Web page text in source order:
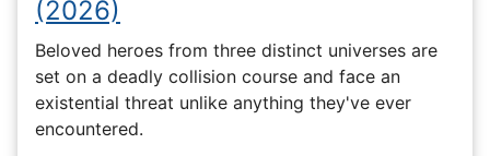
(2026)
Beloved heroes from three distinct universes are
set on a deadly collision course and face an
existential threat unlike anything they've ever
encountered.